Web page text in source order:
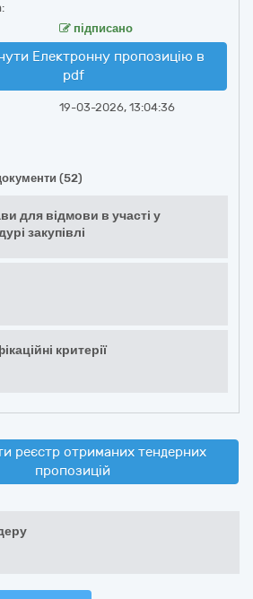
підписано
Електронну пропозицію в
pdf
19-03-2026, 13:04:36
(52)
для відмови в участі у
закупівлі
критерії
реєстр отриманих тендерних
пропозицій